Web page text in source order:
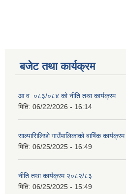
बजेट तथा कार्यक्रम
आ.व. ०८३/०८४ को नीति तथा कार्यक्रम
मिति: 06/22/2026 - 16:14
साल्पासिलिछो गाउँपालिकाको बार्षिक
मिति: 06/25/2025 - 16:49
नीति तथा कार्यक्रम २०८२/८३
मिति: 06/25/2025 - 15:49